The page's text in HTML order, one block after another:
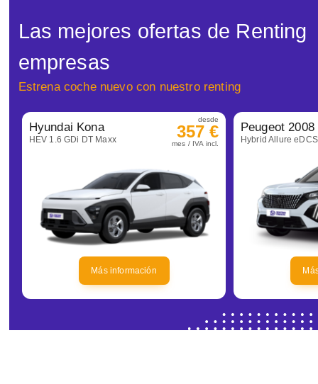
Las mejores ofertas de Renting
empresas
Estrena coche nuevo con nuestro renting
Hyundai Kona
HEV 1.6 GDi DT Maxx
desde
357 €
mes / IVA incl.
Más información
Peugeot 2008
Hybrid Allure